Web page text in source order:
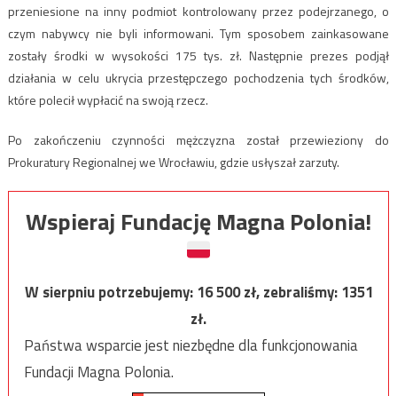
przeniesione na inny podmiot kontrolowany przez podejrzanego, o
czym nabywcy nie byli informowani. Tym sposobem zainkasowane
zostały środki w wysokości 175 tys. zł. Następnie prezes podjął
działania w celu ukrycia przestępczego pochodzenia tych środków,
które polecił wypłacić na swoją rzecz.
Po zakończeniu czynności mężczyzna został przewieziony do
Prokuratury Regionalnej we Wrocławiu, gdzie usłyszał zarzuty.
Wspieraj Fundację Magna Polonia!
W sierpniu potrzebujemy:16 500zł, zebraliśmy:1351
zł.
Państwa wsparcie jest niezbędne dla funkcjonowania
Fundacji Magna Polonia.